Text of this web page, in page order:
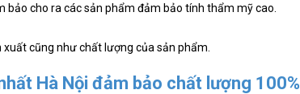
cho ra các sản phẩm đảm bảo tính thẩm mỹ cao.
cũng như chất lượng của sản phẩm.
Hà Nội đảm bảo chất lượng 100%